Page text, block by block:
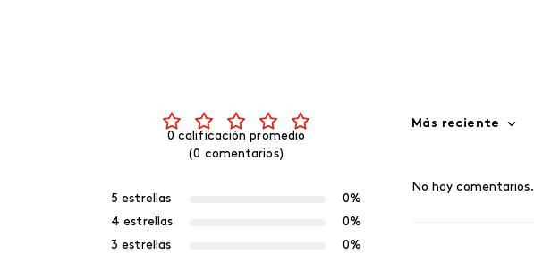
0 calificación promedio
(0 comentarios)
5 estrellas
0%
4 estrellas
0%
3 estrellas
0%
Más reciente
No hay comentarios.